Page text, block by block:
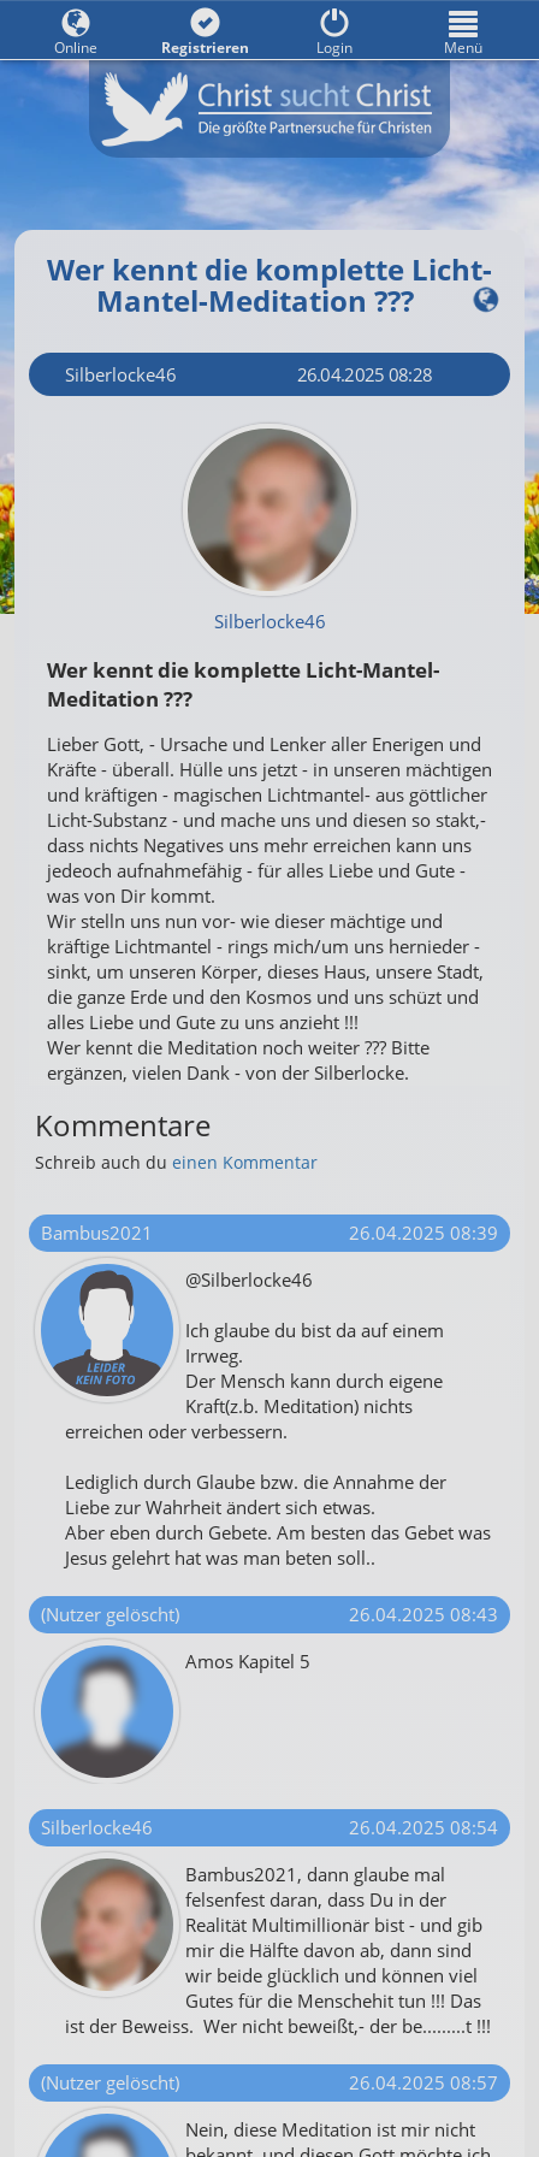
Wer kennt die komplette Licht-
Mantel-Meditation ???
Silberlocke46 26.04.2025 08:28
Silberlocke46
Wer kennt die komplette Licht-Mantel-
Meditation ???
Lieber Gott, - Ursache und Lenker aller Enerigen und
Kräfte - überall. Hülle uns jetzt - in unseren mächtigen
und kräftigen - magischen Lichtmantel- aus göttlicher
Licht-Substanz - und mache uns und diesen so stakt,-
dass nichts Negatives uns mehr erreichen kann uns
jedeoch aufnahmefähig - für alles Liebe und Gute -
was von Dir kommt.
Wir stelln uns nun vor- wie dieser mächtige und
kräftige Lichtmantel - rings mich/um uns hernieder -
sinkt, um unseren Körper, dieses Haus, unsere Stadt,
die ganze Erde und den Kosmos und uns schüzt und
alles Liebe und Gute zu uns anzieht !!!
Wer kennt die Meditation noch weiter ??? Bitte
ergänzen, vielen Dank - von der Silberlocke.
Kommentare
Schreib auch du einen Kommentar
Bambus2021
26.04.2025 08:39
@Silberlocke46
Ich glaube du bist da auf einem
Irrweg.
Der Mensch kann durch eigene
Kraft(z.b. Meditation) nichts
erreichen oder verbessern.
Lediglich durch Glaube bzw. die Annahme der
Liebe zur Wahrheit ändert sich etwas.
Aber eben durch Gebete. Am besten das Gebet was
Jesus gelehrt hat was man beten soll..
(Nutzer gelöscht)
26.04.2025 08:43
Amos Kapitel 5
Silberlocke46
26.04.2025 08:54
Bambus2021, dann glaube mal
felsenfest daran, dass Du in der
Realität Multimillionär bist - und gib
mir die Hälfte davon ab, dann sind
wir beide glücklich und können viel
Gutes für die Menschehit tun !!! Das
ist der Beweiss. Wer nicht beweißt,- der be.........t !!!
(Nutzer gelöscht)
26.04.2025 08:57
Nein, diese Meditation ist mir nicht
Online Registrieren Login Menü